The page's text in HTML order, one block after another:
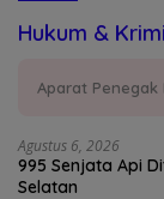
Hukum &
Aparat Penegak
Agustus 6, 2026
995 Senjata Api
Selatan